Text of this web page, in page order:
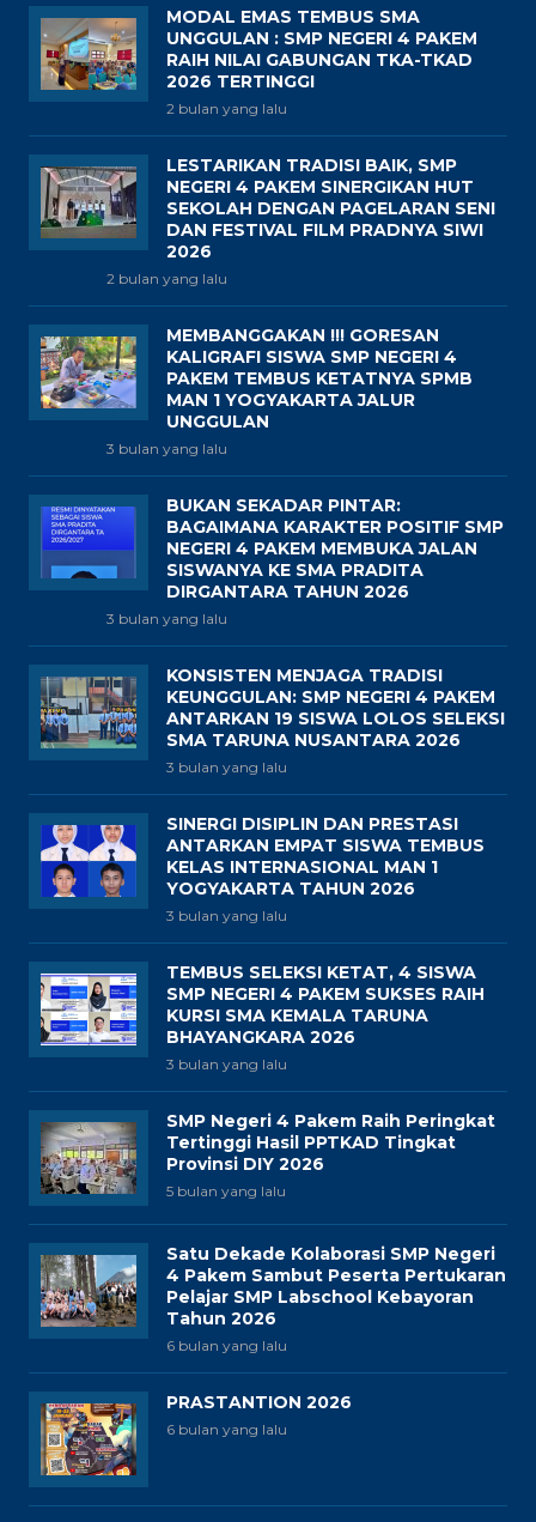
MODAL EMAS TEMBUS SMA
UNGGULAN : SMP NEGERI 4 PAKEM
RAIH NILAI GABUNGAN TKA-TKAD
2026 TERTINGGI
2 bulan yang lalu
LESTARIKAN TRADISI BAIK, SMP
NEGERI 4 PAKEM SINERGIKAN HUT
SEKOLAH DENGAN PAGELARAN SENI
DAN FESTIVAL FILM PRADNYA SIWI
2026
2 bulan yang lalu
MEMBANGGAKAN !!! GORESAN
KALIGRAFI SISWA SMP NEGERI 4
PAKEM TEMBUS KETATNYA SPMB
MAN 1 YOGYAKARTA JALUR
UNGGULAN
3 bulan yang lalu
BUKAN SEKADAR PINTAR:
BAGAIMANA KARAKTER POSITIF SMP
NEGERI 4 PAKEM MEMBUKA JALAN
SISWANYA KE SMA PRADITA
DIRGANTARA TAHUN 2026
3 bulan yang lalu
KONSISTEN MENJAGA TRADISI
KEUNGGULAN: SMP NEGERI 4 PAKEM
ANTARKAN 19 SISWA LOLOS SELEKSI
SMA TARUNA NUSANTARA 2026
3 bulan yang lalu
SINERGI DISIPLIN DAN PRESTASI
ANTARKAN EMPAT SISWA TEMBUS
KELAS INTERNASIONAL MAN 1
YOGYAKARTA TAHUN 2026
3 bulan yang lalu
TEMBUS SELEKSI KETAT, 4 SISWA
SMP NEGERI 4 PAKEM SUKSES RAIH
KURSI SMA KEMALA TARUNA
BHAYANGKARA 2026
3 bulan yang lalu
SMP Negeri 4 Pakem Raih Peringkat
Tertinggi Hasil PPTKAD Tingkat
Provinsi DIY 2026
5 bulan yang lalu
Satu Dekade Kolaborasi SMP Negeri
4 Pakem Sambut Peserta Pertukaran
Pelajar SMP Labschool Kebayoran
Tahun 2026
6 bulan yang lalu
PRASTANTION 2026
6 bulan yang lalu